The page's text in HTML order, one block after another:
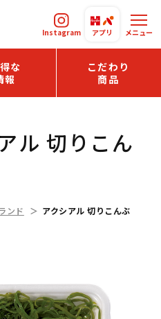
Instagram アプリ メニュー
な
報
こだわり
商品
ル 切りこん
ンド アクシアル 切りこんぶ